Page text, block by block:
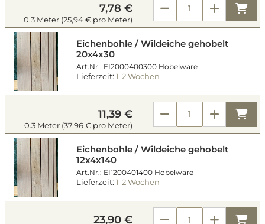
7,78 €
0.3 Meter (25,94 € pro Meter)
Eichenbohle / Wildeiche gehobelt
20x4x30
Art.Nr.: EI2000400300 Hobelware
Lieferzeit: 1-2 Wochen
11,39 €
0.3 Meter (37,96 € pro Meter)
Eichenbohle / Wildeiche gehobelt
12x4x140
Art.Nr.: EI1200401400 Hobelware
Lieferzeit: 1-2 Wochen
23,90 €